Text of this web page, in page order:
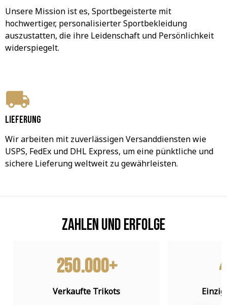
Unsere Mission ist es, Sportbegeisterte mit
hochwertiger, personalisierter Sportbekleidung
auszustatten, die ihre Leidenschaft und Persönlichkeit
widerspiegelt.
Lieferung
Wir arbeiten mit zuverlässigen Versanddiensten wie
USPS, FedEx und DHL Express, um eine pünktliche und
sichere Lieferung weltweit zu gewährleisten.
Zahlen und Erfolge
250.000+
Verkaufte Trikots